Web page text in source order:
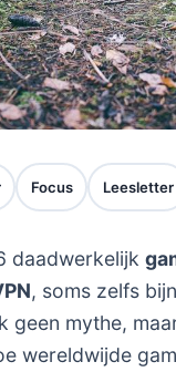
Focus Leesletter
daadwerkelijk
, soms zelfs
geen mythe,
wereldwijde